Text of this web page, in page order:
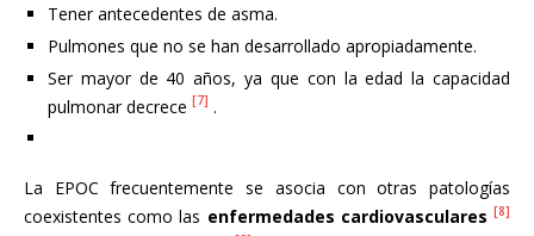
Tener antecedentes de asma.
Pulmones que no se han desarrollado apropiadamente.
Ser mayor de 40 años, ya que con la edad la capacidad
pulmonar decrece [7] .
La EPOC frecuentemente se asocia con otras patologías
coexistentes como las enfermedades cardiovasculares[8]